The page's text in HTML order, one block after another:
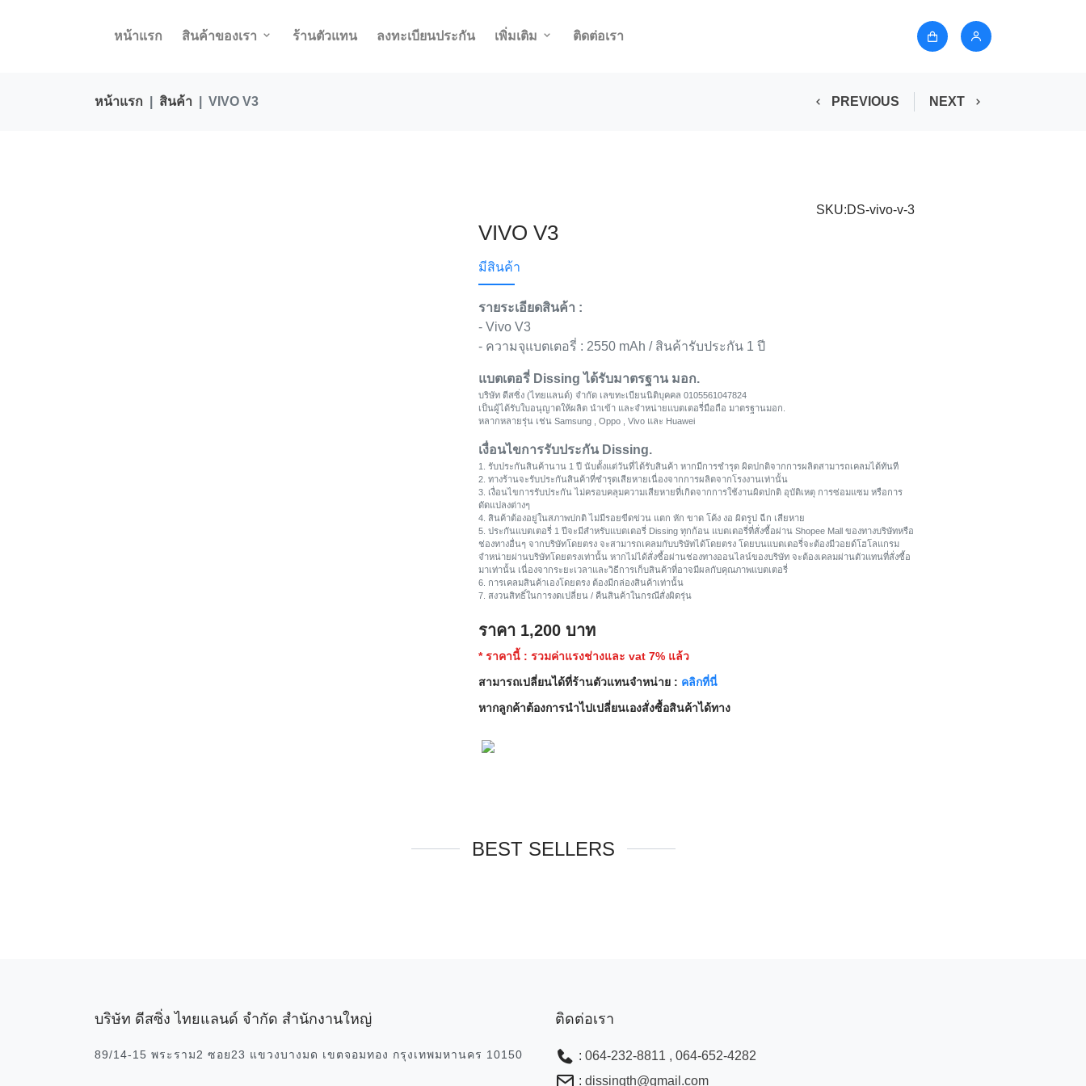
หน้าแรก สินค้าของเรา ร้านตัวแทน ลงทะเบียนประกัน เพิ่มเติม ติดต่อเรา
หน้าแรก สินค้า VIVO V3 PREVIOUS NEXT
SKU:DS-vivo-v-3
VIVO V3
มีสินค้า
รายระเอียดสินค้า :
- Vivo V3
- ความจุแบตเตอรี่ : 2550 mAh / สินค้ารับประกัน 1 ปี
แบตเตอรี่ Dissing ได้รับมาตรฐาน มอก.
บริษัท ดีสซิ่ง (ไทยแลนด์) จำกัด เลขทะเบียนนิติบุคคล 0105561047824
เป็นผู้ได้รับใบอนุญาตให้ผลิต นำเข้า และจำหน่ายแบตเตอรี่มือถือ มาตรฐานมอก.
หลากหลายรุ่น เช่น Samsung , Oppo , Vivo และ Huawei
เงื่อนไขการรับประกัน Dissing.
1. รับประกันสินค้านาน 1 ปี นับตั้งแต่วันที่ได้รับสินค้า หากมีการชำรุด ผิดปกติจากการผลิตสามารถเคลมได้ทันที
2. ทางร้านจะรับประกันสินค้าที่ชำรุดเสียหายเนื่องจากการผลิตจากโรงงานเท่านั้น
3. เงื่อนไขการรับประกัน ไม่ครอบคลุมความเสียหายที่เกิดจากการใช้งานผิดปกติ อุบัติเหตุ การซ่อมแซม หรือการ
ดัดแปลงต่างๆ
4. สินค้าต้องอยู่ในสภาพปกติ ไม่มีรอยขีดข่วน แตก หัก ขาด โค้ง งอ ผิดรูป ฉีก เสียหาย
5. ประกันแบตเตอรี่ 1 ปีจะมีสำหรับแบตเตอรี่ Dissing ทุกก้อน แบตเตอรี่ที่สั่งซื้อผ่าน Shopee Mall ของทางบริษัทหรือ
ช่องทางอื่นๆ จากบริษัทโดยตรง จะสามารถเคลมกับบริษัทได้โดยตรง โดยบนแบตเตอรี่จะต้องมีวอยด์โฮโลแกรม
จำหน่ายผ่านบริษัทโดยตรงเท่านั้น หากไม่ได้สั่งซื้อผ่านช่องทางออนไลน์ของบริษัท จะต้องเคลมผ่านตัวแทนที่สั่งซื้อ
มาเท่านั้น เนื่องจากระยะเวลาและวิธีการเก็บสินค้าที่อาจมีผลกับคุณภาพแบตเตอรี่
6. การเคลมสินค้าเองโดยตรง ต้องมีกล่องสินค้าเท่านั้น
7. สงวนสิทธิ์ในการงดเปลี่ยน / คืนสินค้าในกรณีสั่งผิดรุ่น
ราคา 1,200 บาท
* ราคานี้ : รวมค่าแรงช่างและ vat 7% แล้ว
สามารถเปลี่ยนได้ที่ร้านตัวแทนจำหน่าย : คลิกที่นี่
หากลูกค้าต้องการนำไปเปลี่ยนเองสั่งซื้อสินค้าได้ทาง
BEST SELLERS
บริษัท ดีสซิ่ง ไทยแลนด์ จำกัด สำนักงานใหญ่
89/14-15 พระราม2 ซอย23 แขวงบางมด เขตจอมทอง กรุงเทพมหานคร 10150
ติดต่อเรา
: 064-232-8811 , 064-652-4282
: dissingth@gmail.com